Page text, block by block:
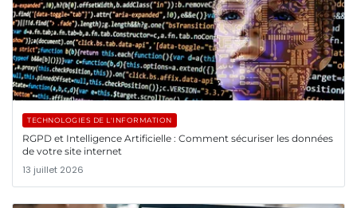
TECHNOLOGIES DE L'INFORMATION
RGPD et Intelligence Artificielle : Comment sécuriser les données
de votre site internet
13 juillet 2026